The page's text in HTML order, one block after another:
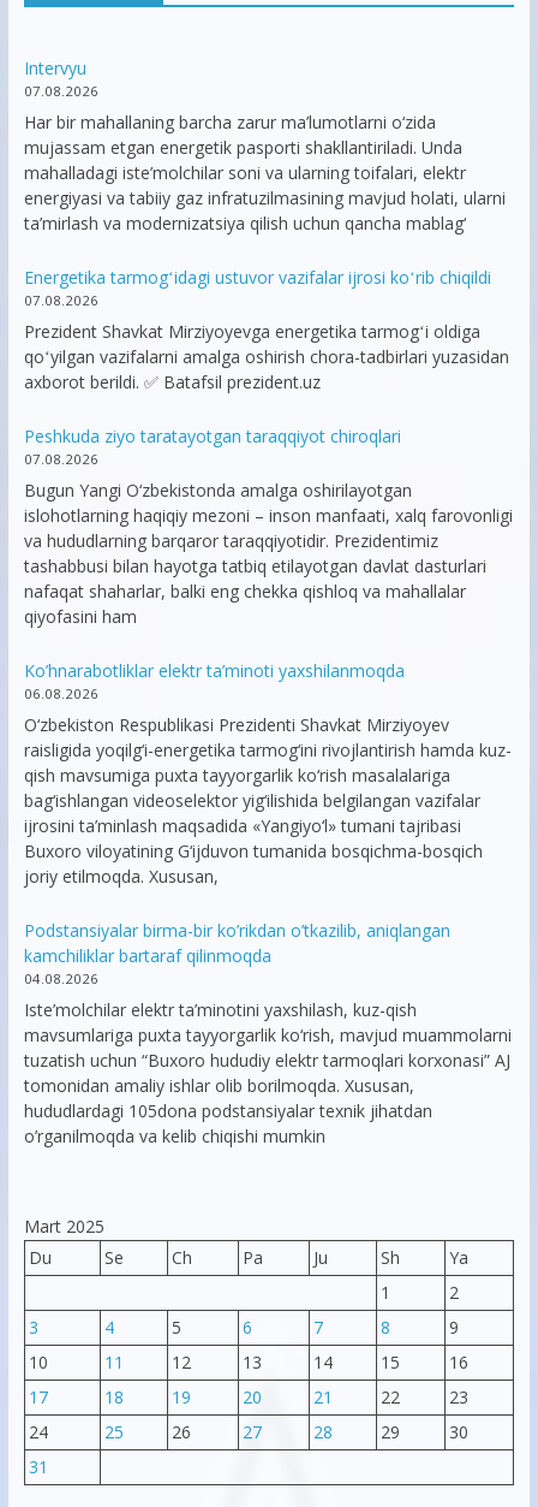
Intervyu
07.08.2026
Har bir mahallaning barcha zarur ma’lumotlarni o‘zida
mujassam etgan energetik pasporti shakllantiriladi. Unda
mahalladagi iste’molchilar soni va ularning toifalari, elektr
energiyasi va tabiiy gaz infratuzilmasining mavjud holati, ularni
ta’mirlash va modernizatsiya qilish uchun qancha mablag‘
Energetika tarmogʻidagi ustuvor vazifalar ijrosi koʻrib chiqildi
07.08.2026
Prezident Shavkat Mirziyoyevga energetika tarmogʻi oldiga
qoʻyilgan vazifalarni amalga oshirish chora-tadbirlari yuzasidan
axborot berildi. ✅ Batafsil prezident.uz
Peshkuda ziyo taratayotgan taraqqiyot chiroqlari
07.08.2026
Bugun Yangi O‘zbekistonda amalga oshirilayotgan
islohotlarning haqiqiy mezoni – inson manfaati, xalq farovonligi
va hududlarning barqaror taraqqiyotidir. Prezidentimiz
tashabbusi bilan hayotga tatbiq etilayotgan davlat dasturlari
nafaqat shaharlar, balki eng chekka qishloq va mahallalar
qiyofasini ham
Ko’hnarabotliklar elektr ta’minoti yaxshilanmoqda
06.08.2026
O‘zbekiston Respublikasi Prezidenti Shavkat Mirziyoyev
raisligida yoqilg‘i-energetika tarmog‘ini rivojlantirish hamda kuz-
qish mavsumiga puxta tayyorgarlik ko‘rish masalalariga
bag‘ishlangan videoselektor yig‘ilishida belgilangan vazifalar
ijrosini ta’minlash maqsadida «Yangiyo‘l» tumani tajribasi
Buxoro viloyatining G‘ijduvon tumanida bosqichma-bosqich
joriy etilmoqda. Xususan,
Podstansiyalar birma-bir ko’rikdan o’tkazilib, aniqlangan
kamchiliklar bartaraf qilinmoqda
04.08.2026
Iste’molchilar elektr ta’minotini yaxshilash, kuz-qish
mavsumlariga puxta tayyorgarlik ko‘rish, mavjud muammolarni
tuzatish uchun “Buxoro hududiy elektr tarmoqlari korxonasi” AJ
tomonidan amaliy ishlar olib borilmoqda. Xususan,
hududlardagi 105dona podstansiyalar texnik jihatdan
o’rganilmoqda va kelib chiqishi mumkin
Mart 2025
Du
Se Ch Pa Ju Sh
Ya
1
2
3
4 5 6 7 8
9
10
11 12 13 14 15
16
17
18 19 20 21 22
23
24
25 26 27 28 29
30
31